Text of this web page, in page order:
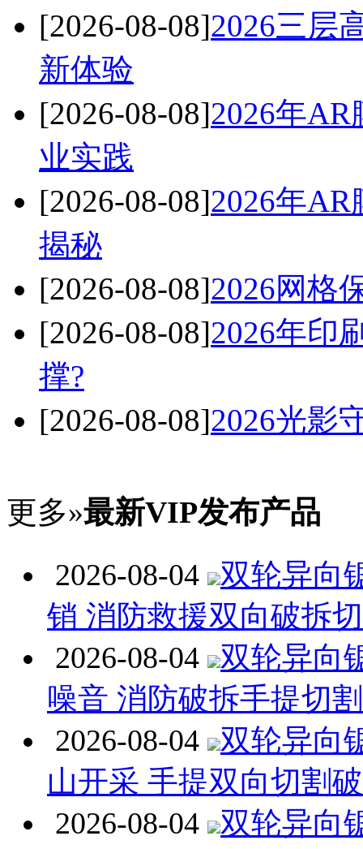
[2026-08-08]2026三层
新体验
[2026-08-08]2026年
业实践
[2026-08-08]2026年
揭秘
[2026-08-08]2026网格
[2026-08-08]2026年印
撑?
[2026-08-08]2026光影
更多»最新VIP发布产品
2026-08-04
双轮异向
销 消防救援双向破拆
2026-08-04
双轮异向
噪音 消防破拆手提切
2026-08-04
双轮异向
山开采 手提双向切割
2026-08-04
双轮异向